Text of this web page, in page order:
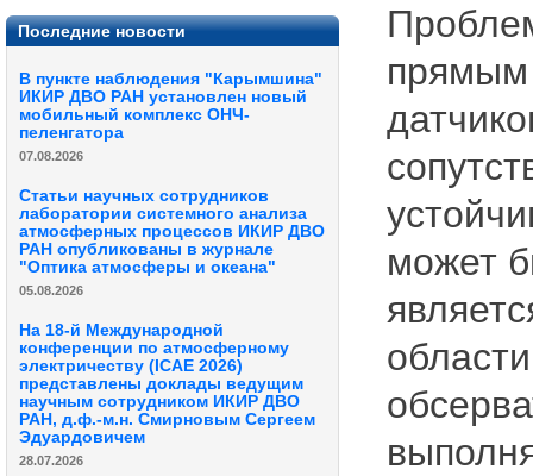
Последние новости
В пункте наблюдения "Карымшина"
ИКИР ДВО РАН установлен новый
мобильный комплекс ОНЧ-
пеленгатора
07.08.2026
Статьи научных сотрудников
лаборатории системного анализа
атмосферных процессов ИКИР ДВО
РАН опубликованы в журнале
"Оптика атмосферы и океана"
05.08.2026
На 18-й Международной
конференции по атмосферному
электричеству (ICAE 2026)
представлены доклады ведущим
научным сотрудником ИКИР ДВО
РАН, д.ф.-м.н. Смирновым Сергеем
Эдуардовичем
28.07.2026
прямым
может